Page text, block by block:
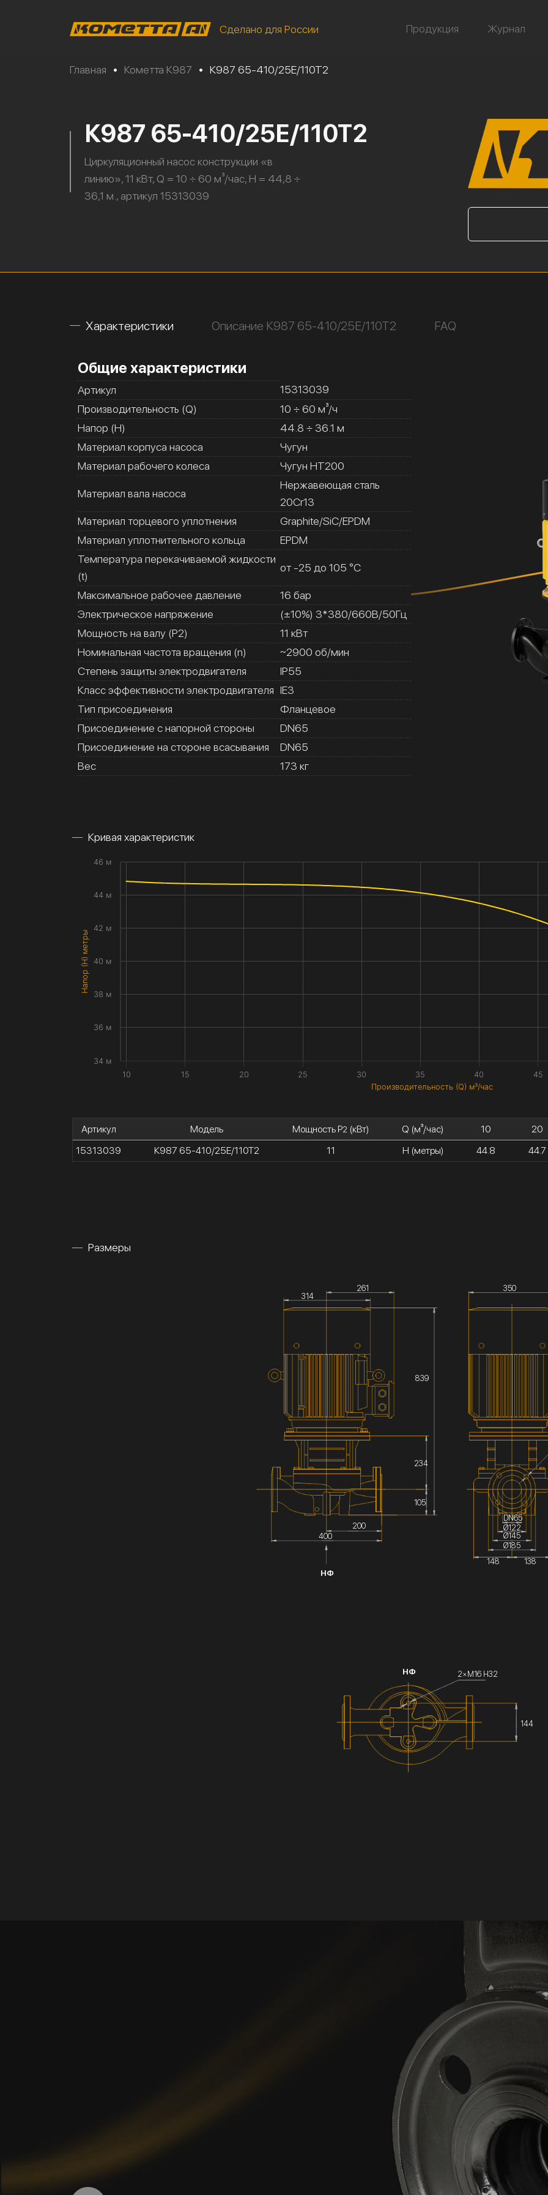
Сделано для России Продукция Журнал
Главная • Кометта К987 • К987 65-410/25Е/110Т2
К987 65-410/25Е/110Т2
Циркуляционный насос конструкции «в
линию», 11 кВт, Q = 10 ÷ 60 м³/час, H = 44,8 ÷
36,1 м., артикул 15313039
Характеристики Описание К987 65-410/25Е/110Т2 FAQ
Общие характеристики
Артикул
15313039
Производительность (Q)
10 ÷ 60 м³/ч
Напор (H)
44.8 ÷ 36.1 м
Материал корпуса насоса
Чугун
Материал рабочего колеса
Чугун HT200
Материал вала насоса
Нержавеющая сталь
20Cr13
Материал торцевого уплотнения
Graphite/SiC/EPDM
Материал уплотнительного кольца
EPDM
Температура перекачиваемой жидкости
(t)
от -25 до 105 °C
Максимальное рабочее давление
16 бар
Электрическое напряжение
(±10%) 3*380/660В/50Гц
Мощность на валу (Р2)
11 кВт
Номинальная частота вращения (n)
~2900 об/мин
Степень защиты электродвигателя
IP55
Класс эффективности электродвигателя IE3
Тип присоединения
Фланцевое
Присоединение с напорной стороны
DN65
Присоединение на стороне всасывания
DN65
Вес
173 кг
Кривая характеристик
Производительность (Q) м³/час
Напор (H) метры
10 15 20 25 30 35 40 45
34 м
36 м
38 м
40 м
42 м
44 м
46 м
Артикул
15313039
Модель
К987 65-410/25Е/110Т2
Мощность P2 (кВт)
11
Q (м³/час)
H (метры)
10
44.8
20
44.7
Размеры
DN65
261
350
314
839
234
105
200
400
Ø122
Ø145
Ø185
148
138
НФ
НФ 2×М16 Н32
144